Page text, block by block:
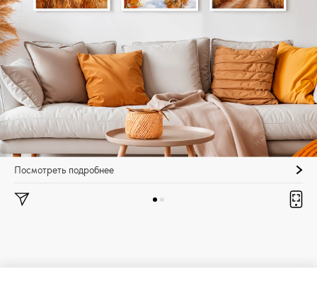
Посмотреть подробнее